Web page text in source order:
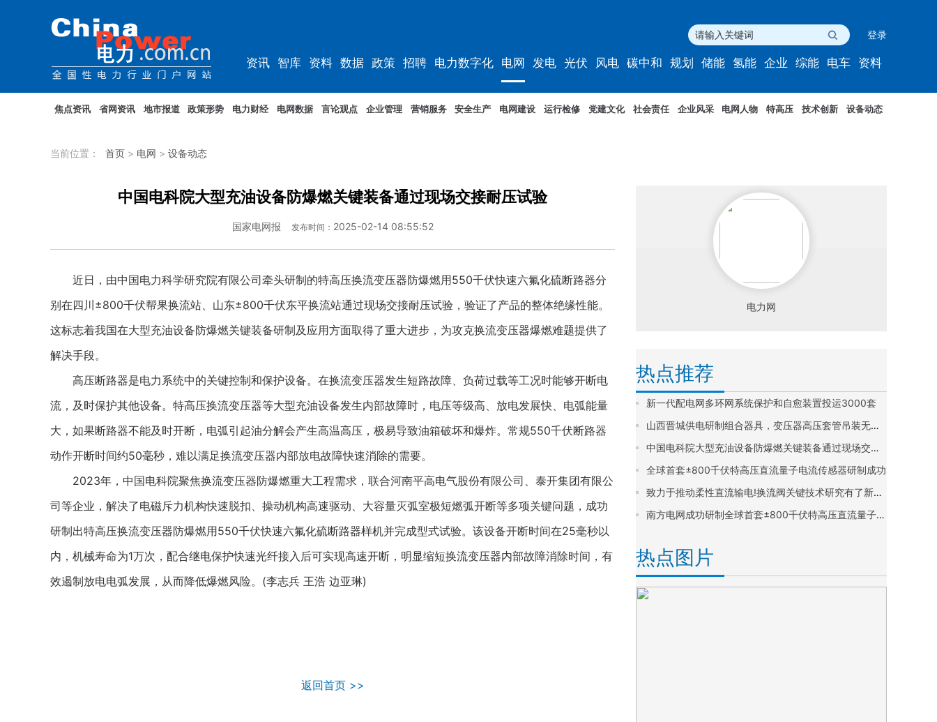
登录
资讯 智库 资料 数据 政策 招聘 电力数字化 电网 发电 光伏 风电 碳中和 规划 储能 氢能 企业 综能 电车 资料
焦点资讯 省网资讯 地市报道 政策形势 电力财经 电网数据 言论观点 企业管理 营销服务 安全生产 电网建设 运行检修 党建文化 社会责任 企业风采 电网人物 特高压 技术创新 设备动态
当前位置： 首页 > 电网 > 设备动态
中国电科院大型充油设备防爆燃关键装备通过现场交接耐压试验
国家电网报 发布时间： 2025-02-14 08:55:52
近日，由中国电力科学研究院有限公司牵头研制的特高压换流变压器防爆燃用550千伏快速六氟化硫断路器分
别在四川±800千伏帮果换流站、山东±800千伏东平换流站通过现场交接耐压试验，验证了产品的整体绝缘性能。
这标志着我国在大型充油设备防爆燃关键装备研制及应用方面取得了重大进步，为攻克换流变压器爆燃难题提供了
解决手段。
高压断路器是电力系统中的关键控制和保护设备。在换流变压器发生短路故障、负荷过载等工况时能够开断电
流，及时保护其他设备。特高压换流变压器等大型充油设备发生内部故障时，电压等级高、放电发展快、电弧能量
大，如果断路器不能及时开断，电弧引起油分解会产生高温高压，极易导致油箱破坏和爆炸。常规550千伏断路器
动作开断时间约50毫秒，难以满足换流变压器内部放电故障快速消除的需要。
2023年，中国电科院聚焦换流变压器防爆燃重大工程需求，联合河南平高电气股份有限公司、泰开集团有限公
司等企业，解决了电磁斥力机构快速脱扣、操动机构高速驱动、大容量灭弧室极短燃弧开断等多项关键问题，成功
研制出特高压换流变压器防爆燃用550千伏快速六氟化硫断路器样机并完成型式试验。该设备开断时间在25毫秒以
内，机械寿命为1万次，配合继电保护快速光纤接入后可实现高速开断，明显缩短换流变压器内部故障消除时间，有
效遏制放电电弧发展，从而降低爆燃风险。(李志兵 王浩 边亚琳)
返回首页 >>
电力网
热点推荐
新一代配电网多环网系统保护和自愈装置投运3000套
山西晋城供电研制组合器具，变压器高压套管吊装无须登高
中国电科院大型充油设备防爆燃关键装备通过现场交接耐压试验
全球首套±800千伏特高压直流量子电流传感器研制成功
致力于推动柔性直流输电!换流阀关键技术研究有了新进展
南方电网成功研制全球首套±800千伏特高压直流量子电流传感器
热点图片